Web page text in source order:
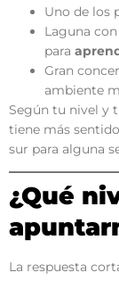
Uno de los
Laguna
para
Gran
ambiente
Según tu nivel y
tiene más
sur para alguna
¿Qué
La respuesta